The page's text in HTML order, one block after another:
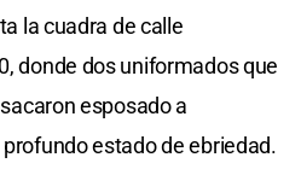
la cuadra de calle
donde dos uniformados que
esposado a
estado de ebriedad.